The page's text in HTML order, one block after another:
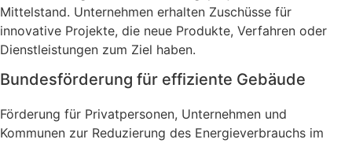
Mittelstand. Unternehmen erhalten Zuschüsse für
innovative Projekte, die neue Produkte, Verfahren oder
Dienstleistungen zum Ziel haben.
Bundesförderung für effiziente Gebäude
Förderung für Privatpersonen, Unternehmen und
Kommunen zur Reduzierung des Energieverbrauchs im